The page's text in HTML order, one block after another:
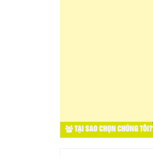
TẠI SAO CHỌN CHÚNG TÔI?